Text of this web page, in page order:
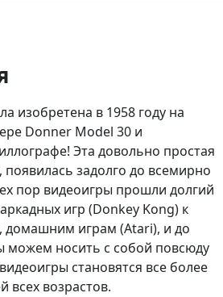
изобретена в 1958 году на
Donner Model 30 и
Эта довольно простая
задолго до всемирно
пор видеоигры прошли долгий
игр (Donkey Kong) к
домашним играм (Atari), и до
можем носить с собой повсюду
становятся все более
всех возрастов.